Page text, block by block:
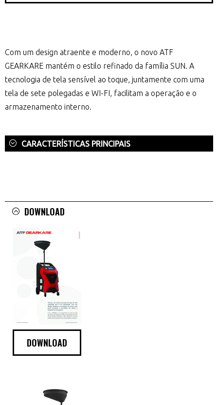
Com um design atraente e moderno, o novo ATF
GEARKARE mantém o estilo refinado da família SUN. A
tecnologia de tela sensível ao toque, juntamente com uma
tela de sete polegadas e WI-FI, facilitam a operação e o
armazenamento interno.
CARACTERÍSTICAS PRINCIPAIS
DOWNLOAD
DOWNLOAD